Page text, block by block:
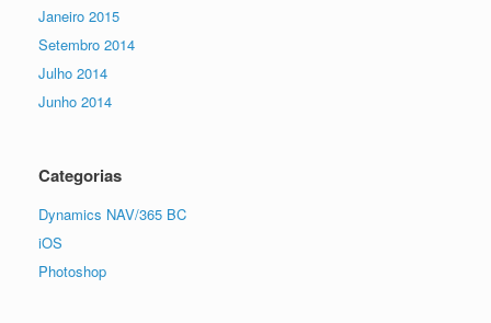
Janeiro 2015
Setembro 2014
Julho 2014
Junho 2014
Categorias
Dynamics NAV/365 BC
iOS
Photoshop